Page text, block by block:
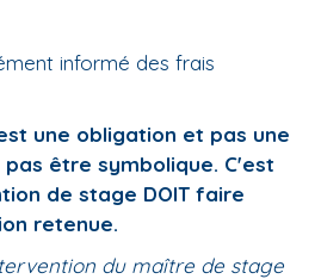
informé des frais
une obligation et pas une
être symbolique. C'est
de stage DOIT faire
retenue.
du maître de stage